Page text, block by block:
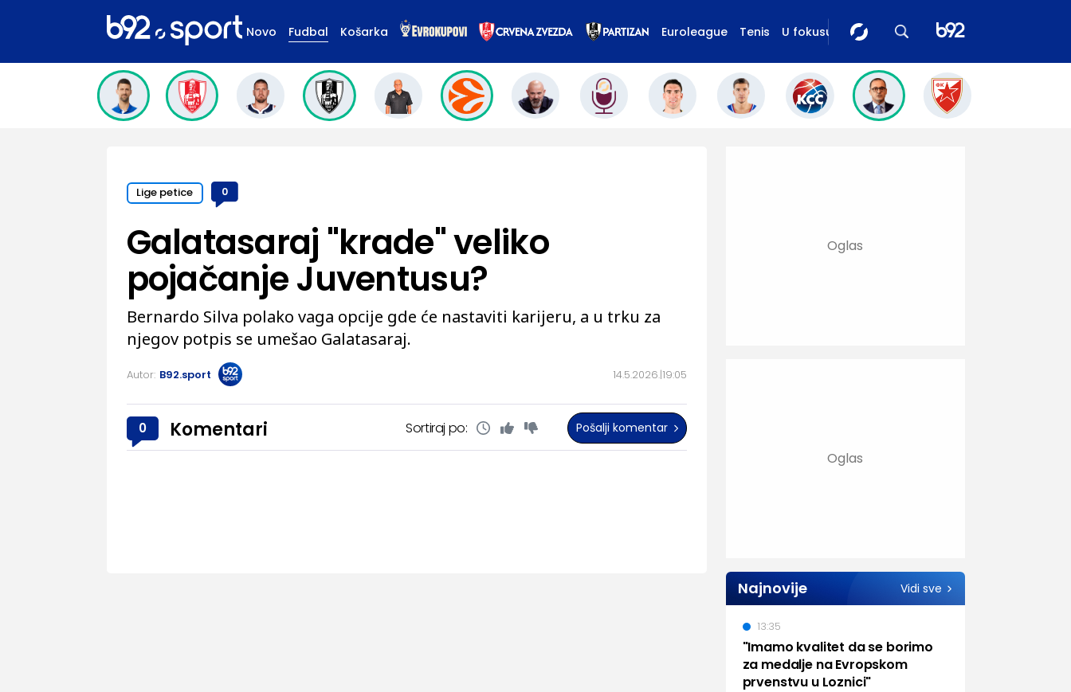
Novo Fudbal Košarka Euroleague Tenis U fokusu
Lige petice 0
14.5.2026. 19:05
Galatasaraj "krade" veliko
pojačanje Juventusu?
Bernardo Silva polako vaga opcije gde će nastaviti karijeru, a u trku za
njegov potpis se umešao Galatasaraj.
Autor: B92.sport
0 Komentari Sortiraj po: Pošalji komentar
Najnovije Vidi sve
"Imamo kvalitet da se borimo
za medalje na Evropskom
prvenstvu u Loznici"
13:35